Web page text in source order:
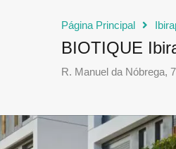
Página Principal
BIOTIQUE
R. Manuel da Nóbrega,